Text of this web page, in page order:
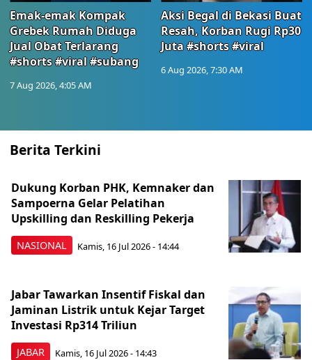
Emak-emak Kompak
Grebek Rumah Diduga
Jual Obat Terlarang
#shorts #viral #subang
7 Aug 2026, 4:05 AM
Aksi Begal di Bekasi Buat
Resah, Korban Rugi Rp30
Juta #shorts #viral
6 Aug 2026, 7:30 AM
Berita Terkini
NASIONAL
Dukung Korban PHK, Kemnaker dan
Sampoerna Gelar Pelatihan
Upskilling dan Reskilling Pekerja
Kamis, 16 Jul 2026 - 14:44
JABAR
Jabar Tawarkan Insentif Fiskal dan
Jaminan Listrik untuk Kejar Target
Investasi Rp314 Triliun
Kamis, 16 Jul 2026 - 14:43